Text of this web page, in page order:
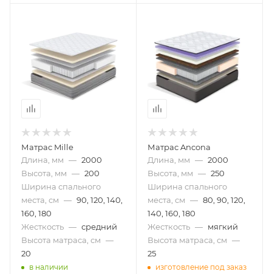
Матрас Mille
Длина, мм — 2000
Высота, мм — 200
Ширина спального
места, см — 90, 120, 140,
160, 180
Жесткость — средний
Высота матраса, см —
20
в наличии
Матрас Ancona
Длина, мм — 2000
Высота, мм — 250
Ширина спального
места, см — 80, 90, 120,
140, 160, 180
Жесткость — мягкий
Высота матраса, см —
25
изготовление под заказ